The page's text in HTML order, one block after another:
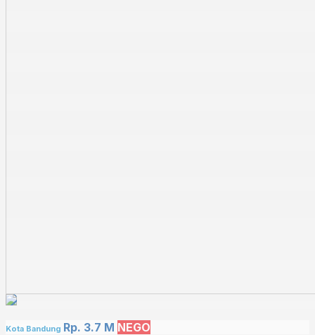
Kota Bandung Rp. 3.7 M NEGO